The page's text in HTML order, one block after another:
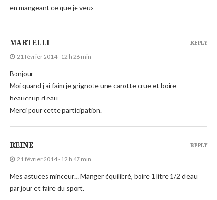
en mangeant ce que je veux
MARTELLI
21 février 2014 - 12 h 26 min
Bonjour
Moi quand j ai faim je grignote une carotte crue et boire
beaucoup d eau.
Merci pour cette participation.
REPLY
REINE
21 février 2014 - 12 h 47 min
Mes astuces minceur… Manger équilibré, boire 1 litre 1/2 d’eau
par jour et faire du sport.
REPLY